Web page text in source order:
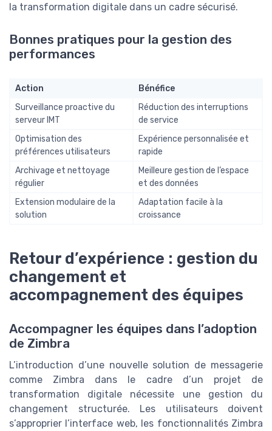
la transformation digitale dans un cadre sécurisé.
Bonnes pratiques pour la gestion des
performances
Action
Bénéfice
Surveillance proactive du
serveur IMT
Réduction des interruptions
de service
Optimisation des
préférences utilisateurs
Expérience personnalisée et
rapide
Archivage et nettoyage
régulier
Meilleure gestion de l’espace
et des données
Extension modulaire de la
solution
Adaptation facile à la
croissance
Retour d’expérience : gestion du
changement et
accompagnement des équipes
Accompagner les équipes dans l’adoption
de Zimbra
L’introduction d’une nouvelle solution de messagerie
comme Zimbra dans le cadre d’un projet de
transformation digitale nécessite une gestion du
changement structurée. Les utilisateurs doivent
s’approprier l’interface web, les fonctionnalités Zimbra